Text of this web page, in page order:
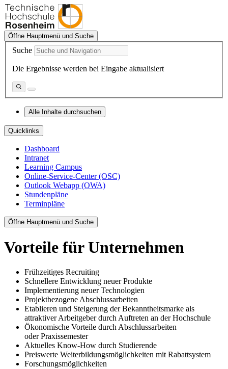
Öffne Hauptmenü und Suche
Suche
Die Ergebnisse werden bei Eingabe aktualisiert
Alle Inhalte durchsuchen
Quicklinks
Dashboard
Intranet
Learning Campus
Online-Service-Center (OSC)
Outlook Webapp (OWA)
Stundenpläne
Terminpläne
Öffne Hauptmenü und Suche
Vorteile für Unternehmen
Frühzeitiges Recruiting
Schnellere Entwicklung neuer Produkte
Implementierung neuer Technologien
Projektbezogene Abschlussarbeiten
Etablieren und Steigerung der Bekanntheitsmarke als
attraktiver Arbeitgeber durch Auftreten an der Hochschule
Ökonomische Vorteile durch Abschlussarbeiten
oder Praxissemester
Aktuelles Know-How durch Studierende
Preiswerte Weiterbildungsmöglichkeiten mit Rabattsystem
Forschungsmöglichkeiten